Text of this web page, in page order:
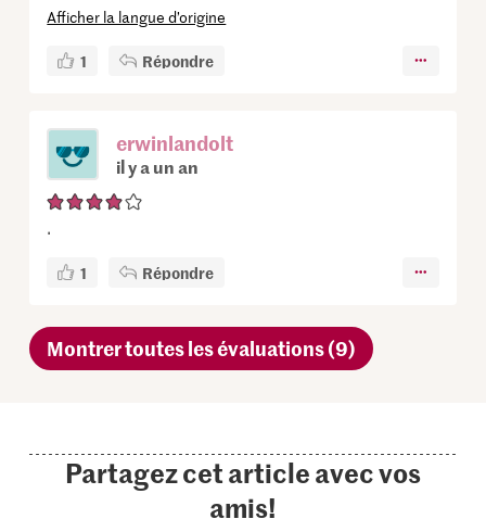
Afficher la langue d’origine
1 Répondre
erwinlandolt
il y a un an
.
1 Répondre
Montrer toutes les évaluations (9)
Partagez cet article avec vos
amis!